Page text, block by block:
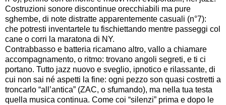
Costruzioni sonore discontinue orecchiabili ma pure
sghembe, di note distratte apparentemente casuali (n°7):
che potresti inventartele tu fischiettando mentre passeggi col
cane o corri la maratona di NY.
Contrabbasso e batteria ricamano altro, vallo a chiamare
accompagnamento, o ritmo: trovano angoli segreti, e ti ci
portano. Tutto jazz nuovo e sveglio, ipnotico e rilassante, di
cui non sai né aspetti la fine: ogni pezzo son quasi costretti a
troncarlo “all’antica” (ZAC, o sfumando), ma nella tua testa
quella musica continua. Come coi “silenzi” prima e dopo le